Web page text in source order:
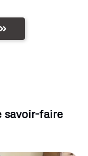
savoir-faire